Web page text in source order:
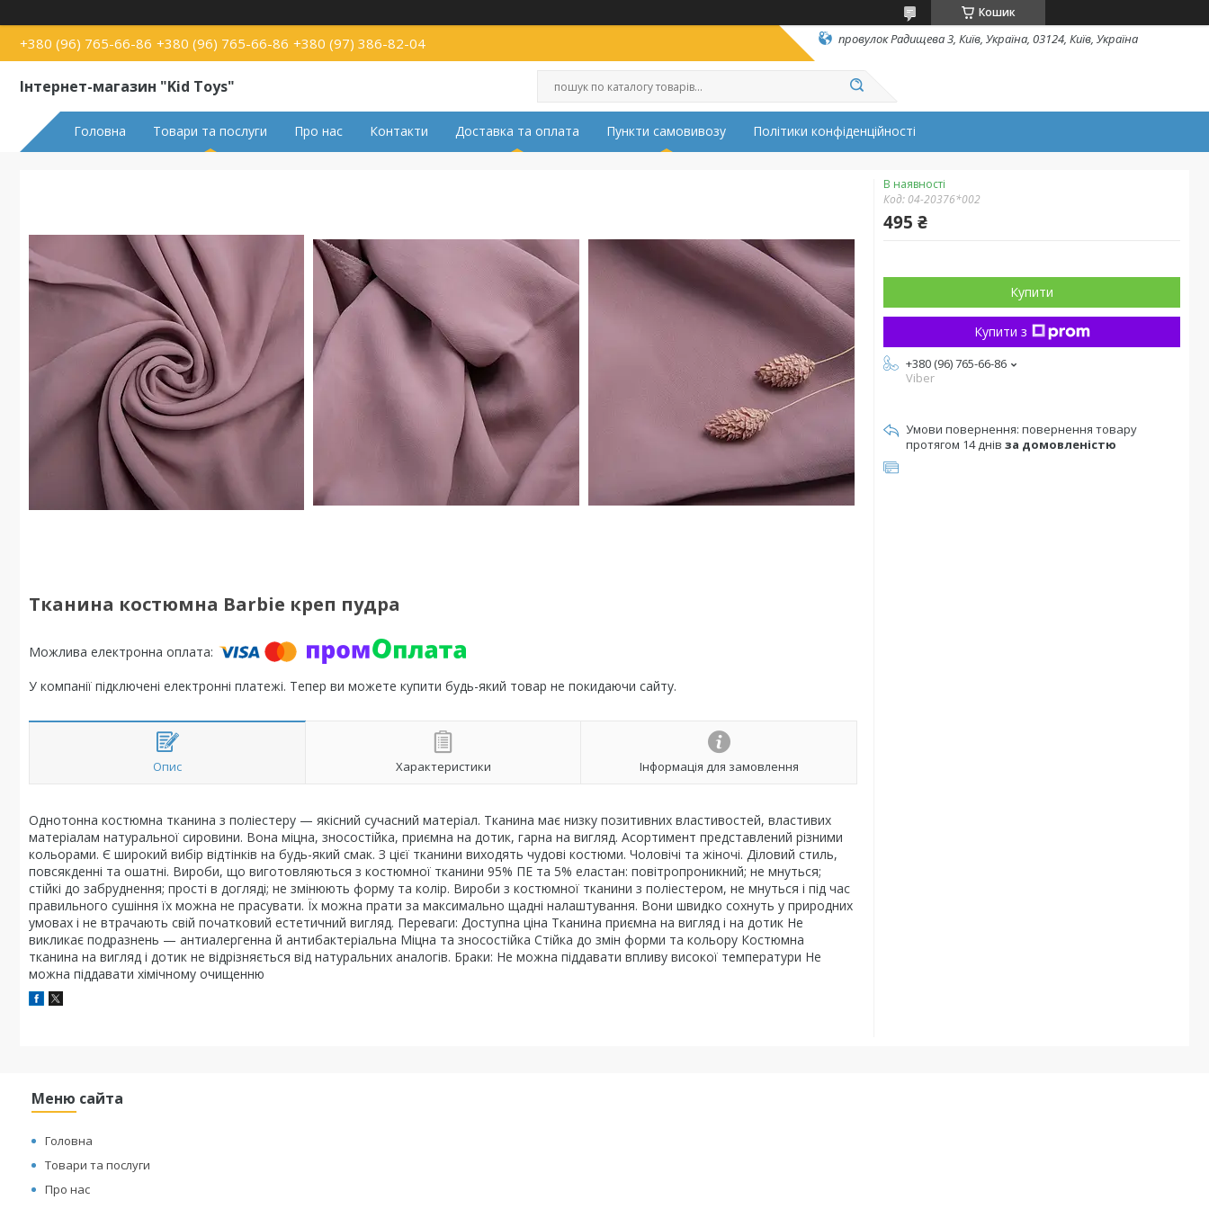
Кошик
+380 (96) 765-66-86 +380 (96) 765-66-86 +380 (97) 386-82-04 провулок Радищева 3, Київ, Україна, 03124, Київ, Україна
Інтернет-магазин "Kid Toys"
Головна Товари та послуги Про нас Контакти Доставка та оплата Пункти самовивозу Політики конфіденційності
Тканина костюмна Barbie креп пудра
У компанії підключені електронні платежі. Тепер ви можете купити будь-який товар не покидаючи сайту.
Опис Характеристики Інформація для замовлення
Однотонна костюмна тканина з поліестеру — якісний сучасний матеріал. Тканина має низку позитивних властивостей, властивих
матеріалам натуральної сировини. Вона міцна, зносостійка, приємна на дотик, гарна на вигляд. Асортимент представлений різними
кольорами. Є широкий вибір відтінків на будь-який смак. З цієї тканини виходять чудові костюми. Чоловічі та жіночі. Діловий стиль,
повсякденні та ошатні. Вироби, що виготовляються з костюмної тканини 95% ПЕ та 5% еластан: повітропроникний; не мнуться;
стійкі до забруднення; прості в догляді; не змінюють форму та колір. Вироби з костюмної тканини з поліестером, не мнуться і під час
правильного сушіння їх можна не прасувати. Їх можна прати за максимально щадні налаштування. Вони швидко сохнуть у природних
умовах і не втрачають свій початковий естетичний вигляд. Переваги: Доступна ціна Тканина приємна на вигляд і на дотик Не
викликає подразнень — антиалергенна й антибактеріальна Міцна та зносостійка Стійка до змін форми та кольору Костюмна
тканина на вигляд і дотик не відрізняється від натуральних аналогів. Браки: Не можна піддавати впливу високої температури Не
можна піддавати хімічному очищенню
В наявності
Код: 04-20376*002
495 ₴
Купити
Купити з
+380 (96) 765-66-86
Viber
повернення товару
протягом 14 днів за домовленістю
Меню сайта
Головна
Товари та послуги
Про нас